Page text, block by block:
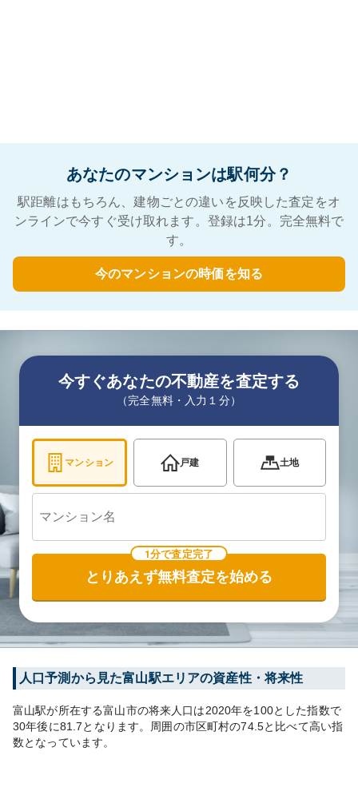
あなたのマンションは駅何分？
駅距離はもちろん、建物ごとの違いを反映した査定をオ
ンラインで今すぐ受け取れます。登録は1分。完全無料で
す。
今のマンションの時価を知る
今すぐあなたの不動産を査定する
（完全無料・入力１分）
マンション 戸建 土地
1分で査定完了
とりあえず無料査定を始める
人口予測から見た富山駅エリアの資産性・将来性
富山駅が所在する富山市の将来人口は2020年を100とした指数で
30年後に81.7となります。 周囲の市区町村の74.5と比べて高い指
数となっています。